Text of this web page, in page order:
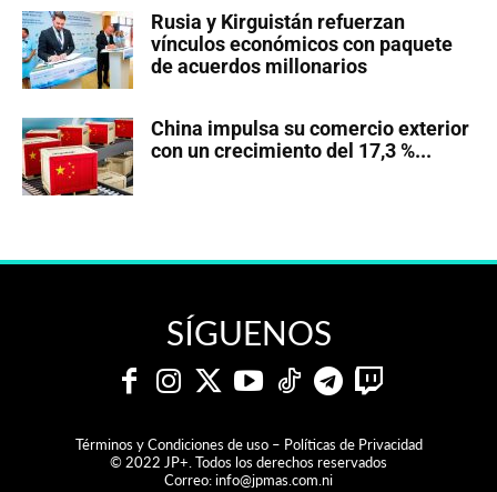
Rusia y Kirguistán refuerzan
vínculos económicos con paquete
de acuerdos millonarios
China impulsa su comercio exterior
con un crecimiento del 17,3 %...
SÍGUENOS
Términos y Condiciones de uso – Políticas de Privacidad
© 2022 JP+. Todos los derechos reservados
Correo:info@jpmas.com.ni